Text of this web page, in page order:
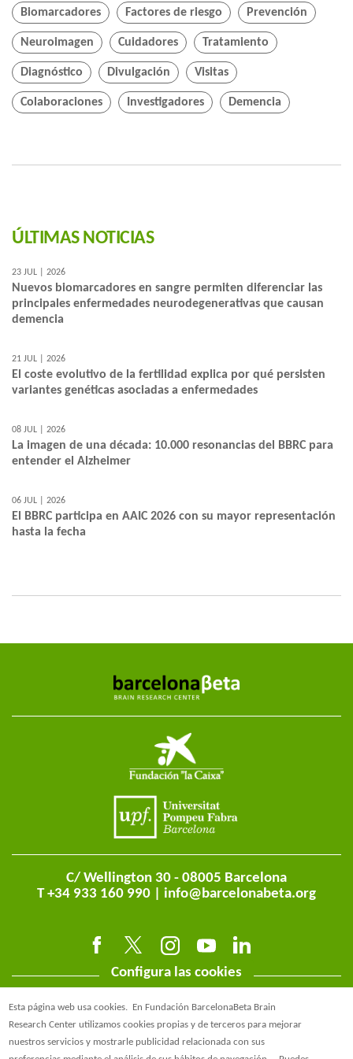
Biomarcadores Factores de riesgo Prevención
Neuroimagen Cuidadores Tratamiento
Diagnóstico Divulgación Visitas
Colaboraciones Investigadores Demencia
ÚLTIMAS NOTICIAS
23 JUL | 2026
Nuevos biomarcadores en sangre permiten diferenciar las
principales enfermedades neurodegenerativas que causan
demencia
21 JUL | 2026
El coste evolutivo de la fertilidad explica por qué persisten
variantes genéticas asociadas a enfermedades
08 JUL | 2026
La imagen de una década: 10.000 resonancias del BBRC para
entender el Alzheimer
06 JUL | 2026
El BBRC participa en AAIC 2026 con su mayor representación
hasta la fecha
C/ Wellington 30 - 08005 Barcelona
T +34 933 160 990 | info@barcelonabeta.org
Configura las cookies
Esta página web usa cookies.
En Fundación BarcelonaBeta Brain
Research Center utilizamos cookies propias y de terceros para mejorar
nuestros servicios y mostrarle publicidad relacionada con sus